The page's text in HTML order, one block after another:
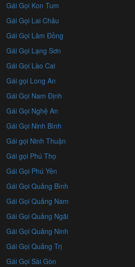
Gái Gọi Kon Tum
Gái Gọi Lai Châu
Gái Gọi Lâm Đồng
Gái Gọi Lạng Sơn
Gái Gọi Lào Cai
Gái gọi Long An
Gái Gọi Nam Định
Gái Gọi Nghệ An
Gái Gọi Ninh Bình
Gái gọi Ninh Thuận
Gái gọi Phú Thọ
Gái Gọi Phú Yên
Gái Gọi Quảng Bình
Gái Gọi Quảng Nam
Gái Gọi Quảng Ngãi
Gái Gọi Quảng Ninh
Gái Gọi Quảng Trị
Gái Gọi Sài Gòn